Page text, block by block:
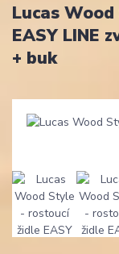
Lucas
EASY LINE
+ buk